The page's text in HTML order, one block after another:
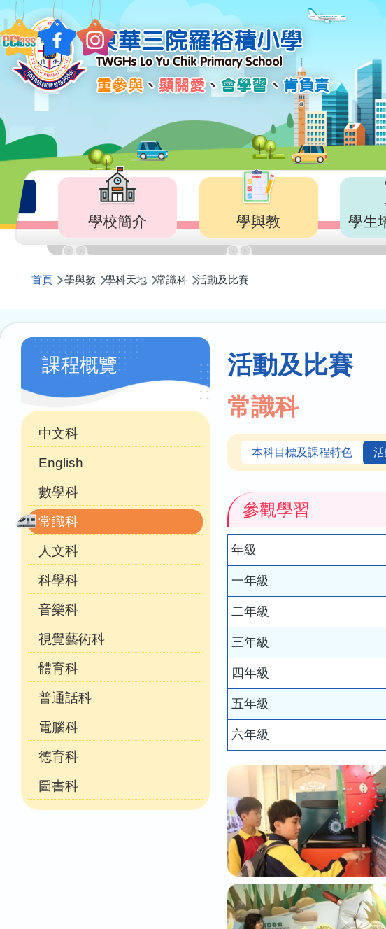
移至主內容
Main
navigation
學校簡介 學與教 學生
導
航
連
結
首頁 學與教 學科天地 常識科 活動及比賽
活動及比賽
常識科
本科目標及課程特色
參觀學習
年級
一年級
二年級
三年級
四年級
五年級
六年級
學
科
天
地
課程概覽
中文科
English
數學科
常識科
人文科
科學科
音樂科
視覺藝術科
體育科
普通話科
電腦科
德育科
圖書科